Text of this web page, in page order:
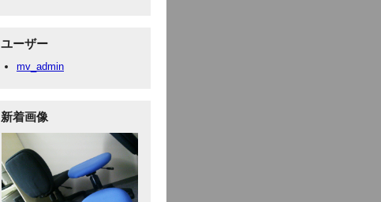
ユーザー
mv_admin
新着画像